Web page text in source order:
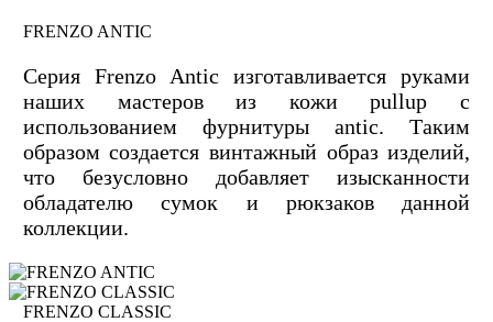
FRENZO ANTIC
Серия Frenzo Antic изготавливается руками
наших мастеров из кожи pullup с
использованием фурнитуры antic. Таким
образом создается винтажный образ изделий,
что безусловно добавляет изысканности
обладателю сумок и рюкзаков данной
коллекции.
FRENZO CLASSIC